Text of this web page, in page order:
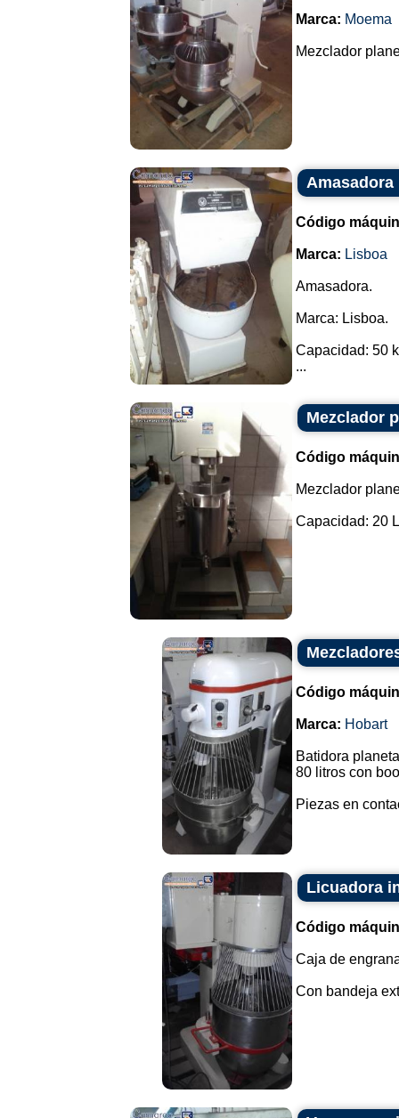
Marca: Moema
Mezclador
Amasadora
Código
Marca: Lisboa
Amasadora.
Marca: Lisboa.
Capacidad: 50
...
Mezclador
Código
Mezclador
Capacidad: 20
Código
Marca: Hobart
Batidora
80 litros con
Piezas en
Licuadora
Código
Caja de
Con bandeja